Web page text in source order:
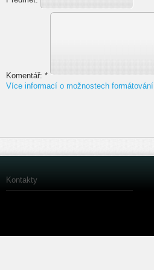
Komentář: *
Více informací o možnostech formátování
Kontakty